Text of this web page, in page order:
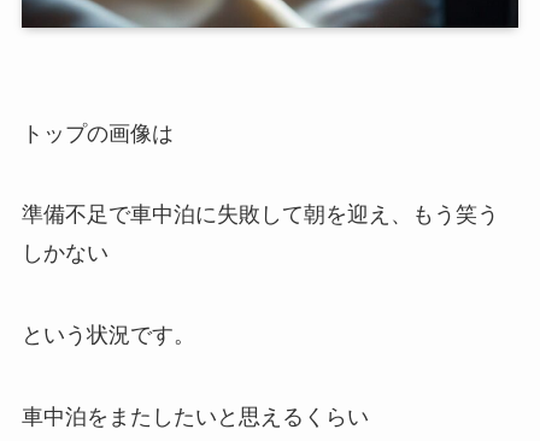
トップの画像は
準備不足で車中泊に失敗して朝を迎え、もう笑う
しかない
という状況です。
車中泊をまたしたいと思えるくらい